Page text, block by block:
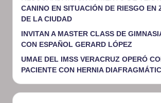
CANINO EN SITUACIÓN DE RIESGO EN
DE LA CIUDAD
INVITAN A MASTER CLASS DE
CON ESPAÑOL GERARD LÓPEZ
UMAE DEL IMSS VERACRUZ OPERÓ
PACIENTE CON HERNIA